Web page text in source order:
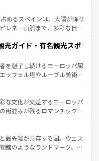
園風景やアマルフィ海岸の絶
い。観光の合間には、本場の
タリア料理を堪能することも
れられない旅をしてみよう！
めるスペインは、太陽が降り
レネー山脈まで、多彩な自然
熱的なフラメンコ、熱気あふ
パスが生活の一部となってい
れた雰囲気や、バルセロナの
方では古代ローマ遺跡や中世
候が異なるスペインはその個
性で訪れる人を魅了する。 なお、新着のスペイン情報は コ
い。
光ガイド・有名観光スポ
を魅了し続けるヨーロッパ屈
ッフェル塔やルーブル美術館
る。華麗な宮殿、歴史的な大
豊かな自然が、訪れる者を心
スは美食の国としても知ら
あるランス、プロヴァンスの
多彩な楽しみ方が可能だ。さ
力が溢れており、どの街角に
な文化が交差するヨーロッパ
街並みが残るロマンチック街
いても飽きることがない。ベ
ルン州のアルプスの絶景、そ
といった風景は必見。ビール
最先端が共存する国。ウェス
館のようなランドマーク、歴